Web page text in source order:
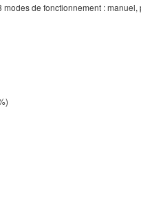
de fonctionnement :